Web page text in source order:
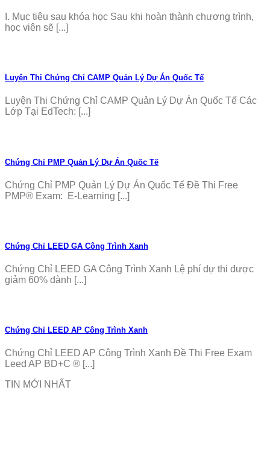
I. Mục tiêu sau khóa học Sau khi hoàn thành chương trình,
học viên sẽ [...]
Luyện Thi Chứng Chỉ CAMP Quản Lý Dự Án Quốc Tế
Luyện Thi Chứng Chỉ CAMP Quản Lý Dự Án Quốc Tế Các
Lớp Tại EdTech: [...]
Chứng Chỉ PMP Quản Lý Dự Án Quốc Tế
Chứng Chỉ PMP Quản Lý Dự Án Quốc Tế Đề Thi Free
PMP® Exam: E-Learning [...]
Chứng Chỉ LEED GA Công Trình Xanh
Chứng Chỉ LEED GA Công Trình Xanh Lệ phí dự thi được
giảm 60% dành [...]
Chứng Chỉ LEED AP Công Trình Xanh
Chứng Chỉ LEED AP Công Trình Xanh Đề Thi Free Exam
Leed AP BD+C ® [...]
TIN MỚI NHẤT